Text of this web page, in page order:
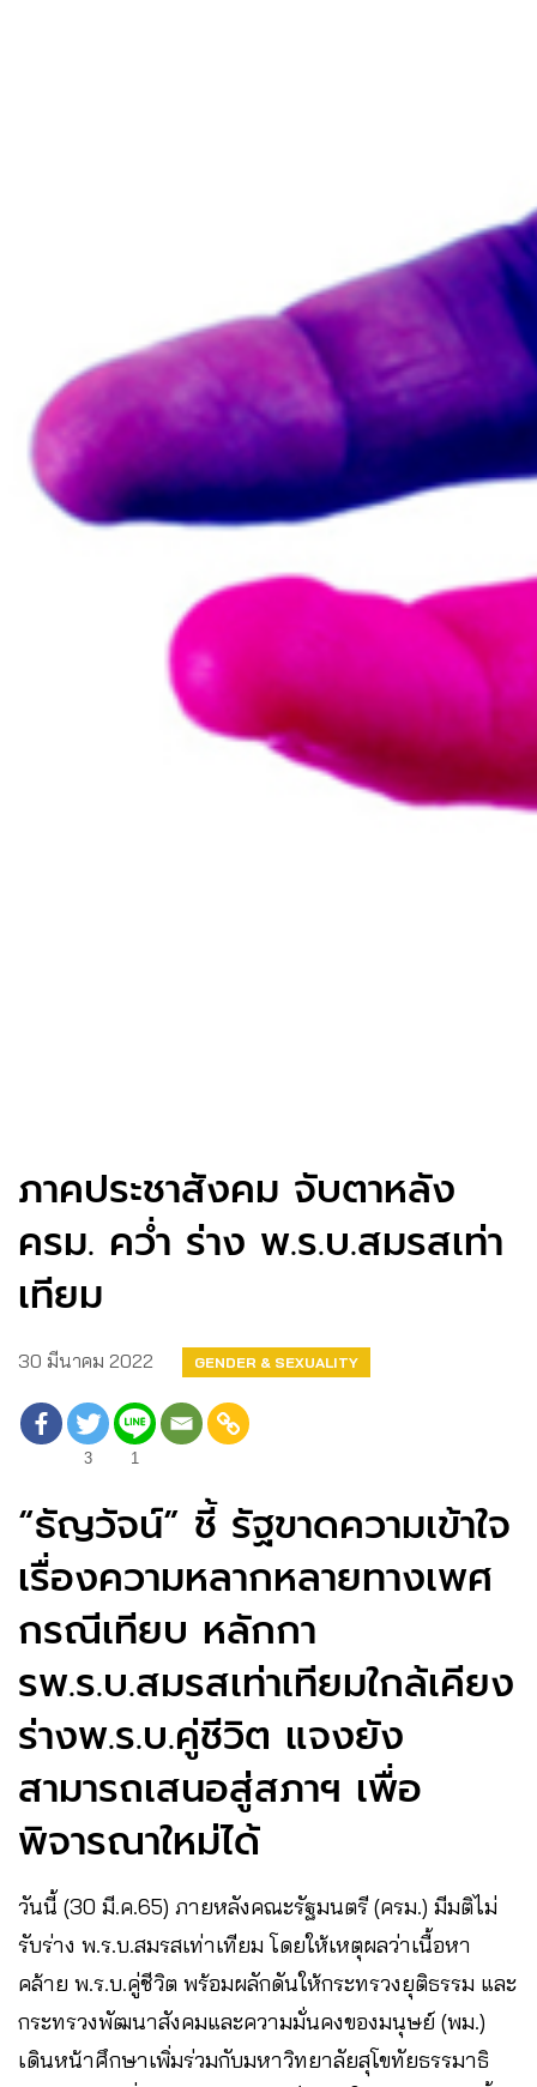
ภาคประชาสังคม จับตาหลัง
ครม. คว่ำ ร่าง พ.ร.บ.สมรสเท่า
เทียม
30 มีนาคม 2022 GENDER & SEXUALITY
3 1
“ธัญวัจน์” ชี้ รัฐขาดความเข้าใจ
เรื่องความหลากหลายทางเพศ
กรณีเทียบ หลักกา
รพ.ร.บ.สมรสเท่าเทียมใกล้เคียง
ร่างพ.ร.บ.คู่ชีวิต แจงยัง
สามารถเสนอสู่สภาฯ เพื่อ
พิจารณาใหม่ได้
วันนี้ (30 มี.ค.65) ภายหลังคณะรัฐมนตรี (ครม.) มีมติไม่
รับร่าง พ.ร.บ.สมรสเท่าเทียม โดยให้เหตุผลว่าเนื้อหา
คล้าย พ.ร.บ.คู่ชีวิต พร้อมผลักดันให้กระทรวงยุติธรรม และ
กระทรวงพัฒนาสังคมและความมั่นคงของมนุษย์ (พม.)
เดินหน้าศึกษาเพิ่มร่วมกับมหาวิทยาลัยสุโขทัยธรรมาธิ